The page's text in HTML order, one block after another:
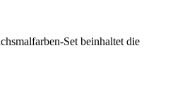
Set beinhaltet die